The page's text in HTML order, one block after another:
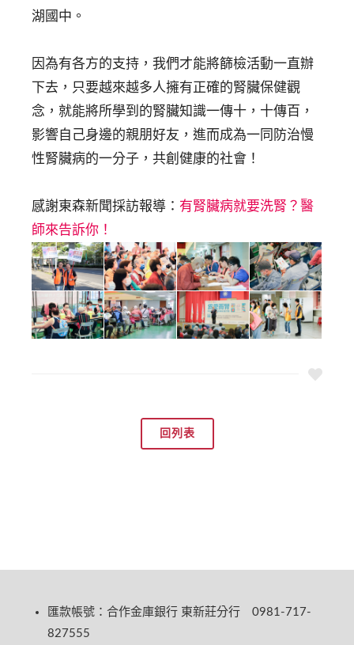
湖國中。
因為有各方的支持，我們才能將篩檢活動一直辦
下去，只要越來越多人擁有正確的腎臟保健觀
念，就能將所學到的腎臟知識一傳十，十傳百，
影響自己身邊的親朋好友，進而成為一同防治慢
性腎臟病的一分子，共創健康的社會！
感謝東森新聞採訪報導： 有腎臟病就要洗腎？醫
師來告訴你！
回列表
匯款帳號：合作金庫銀行 東新莊分行 0981-717-
827555